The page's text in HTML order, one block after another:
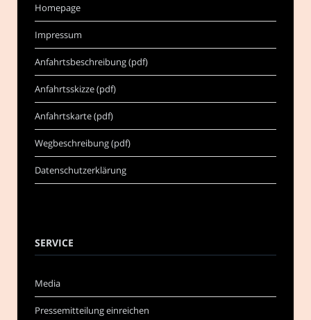
Homepage
Impressum
Anfahrtsbeschreibung (pdf)
Anfahrtsskizze (pdf)
Anfahrtskarte (pdf)
Wegbeschreibung (pdf)
Datenschutzerklärung
SERVICE
Media
Pressemitteilung einreichen